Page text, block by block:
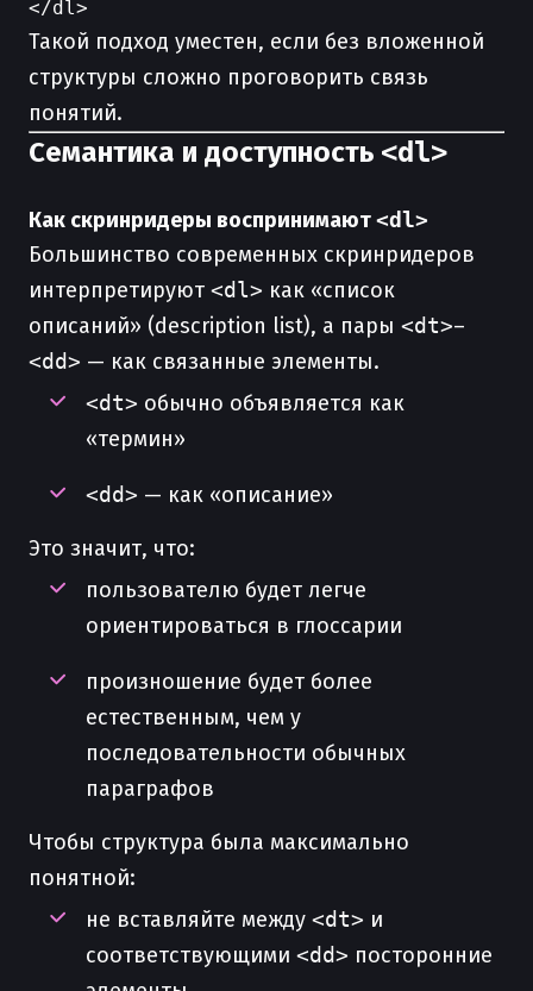
Такой подход уместен, если без вложенной
структуры сложно проговорить связь
понятий.
Семантика и доступность <dl>
Как скринридеры воспринимают<dl>
Большинство современных скринридеров
интерпретируют <dl> как «список
описаний» (description list), а пары <dt>–
<dd> — как связанные элементы.
<dt> обычно объявляется как
«термин»
<dd> — как «описание»
Это значит, что:
пользователю будет легче
ориентироваться в глоссарии
произношение будет более
естественным, чем у
последовательности обычных
параграфов
Чтобы структура была максимально
понятной:
не вставляйте между <dt> и
соответствующими <dd> посторонние